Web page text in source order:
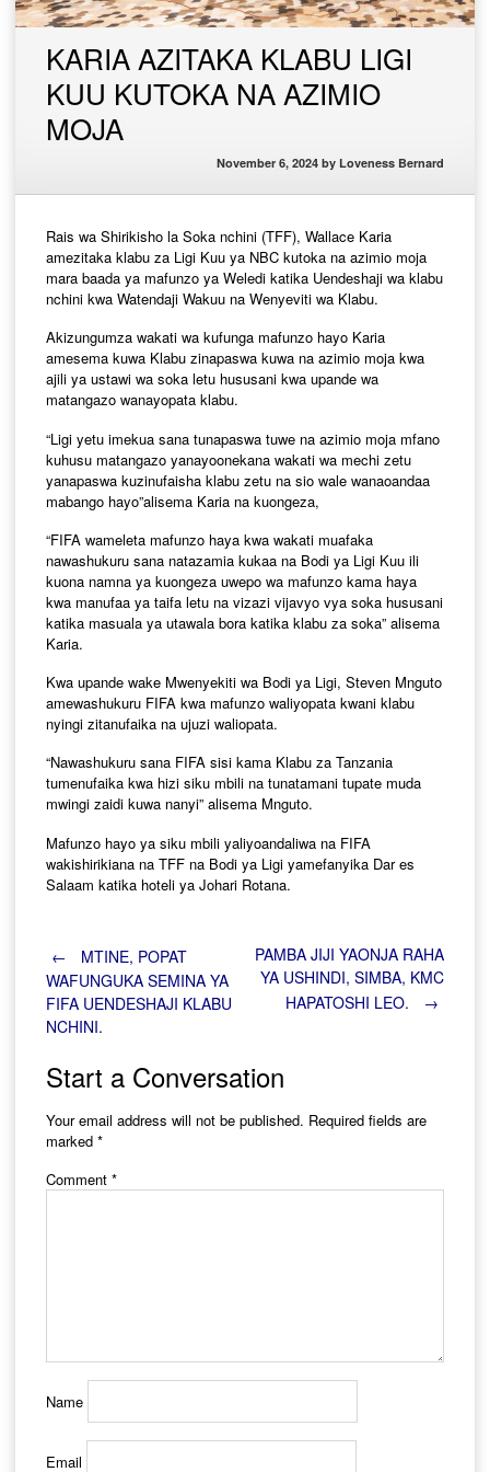
KARIA AZITAKA KLABU LIGI
KUU KUTOKA NA AZIMIO
MOJA
November 6, 2024 by Loveness Bernard
Rais wa Shirikisho la Soka nchini (TFF), Wallace Karia
amezitaka klabu za Ligi Kuu ya NBC kutoka na azimio moja
mara baada ya mafunzo ya Weledi katika Uendeshaji wa klabu
nchini kwa Watendaji Wakuu na Wenyeviti wa Klabu.
Akizungumza wakati wa kufunga mafunzo hayo Karia
amesema kuwa Klabu zinapaswa kuwa na azimio moja kwa
ajili ya ustawi wa soka letu hususani kwa upande wa
matangazo wanayopata klabu.
“Ligi yetu imekua sana tunapaswa tuwe na azimio moja mfano
kuhusu matangazo yanayoonekana wakati wa mechi zetu
yanapaswa kuzinufaisha klabu zetu na sio wale wanaoandaa
mabango hayo”alisema Karia na kuongeza,
“FIFA wameleta mafunzo haya kwa wakati muafaka
nawashukuru sana natazamia kukaa na Bodi ya Ligi Kuu ili
kuona namna ya kuongeza uwepo wa mafunzo kama haya
kwa manufaa ya taifa letu na vizazi vijavyo vya soka hususani
katika masuala ya utawala bora katika klabu za soka” alisema
Karia.
Kwa upande wake Mwenyekiti wa Bodi ya Ligi, Steven Mnguto
amewashukuru FIFA kwa mafunzo waliyopata kwani klabu
nyingi zitanufaika na ujuzi waliopata.
“Nawashukuru sana FIFA sisi kama Klabu za Tanzania
tumenufaika kwa hizi siku mbili na tunatamani tupate muda
mwingi zaidi kuwa nanyi” alisema Mnguto.
Mafunzo hayo ya siku mbili yaliyoandaliwa na FIFA
wakishirikiana na TFF na Bodi ya Ligi yamefanyika Dar es
Salaam katika hoteli ya Johari Rotana.
Post
navigation
←
MTINE, POPAT
WAFUNGUKA SEMINA YA
FIFA UENDESHAJI KLABU
NCHINI.
PAMBA JIJI YAONJA RAHA
YA USHINDI, SIMBA, KMC
HAPATOSHI LEO.
→
Start a Conversation
Your email address will not be published. Required fields are
marked *
Comment *
Name
Email